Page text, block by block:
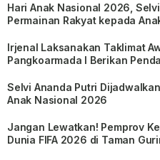
Hari Anak Nasional 2026,
Permainan Rakyat kepada
Irjenal Laksanakan Taklimat
Pangkoarmada I Berikan
Selvi Ananda Putri
Anak Nasional 2026
Jangan Lewatkan! Pemprov
Dunia FIFA 2026 di Taman